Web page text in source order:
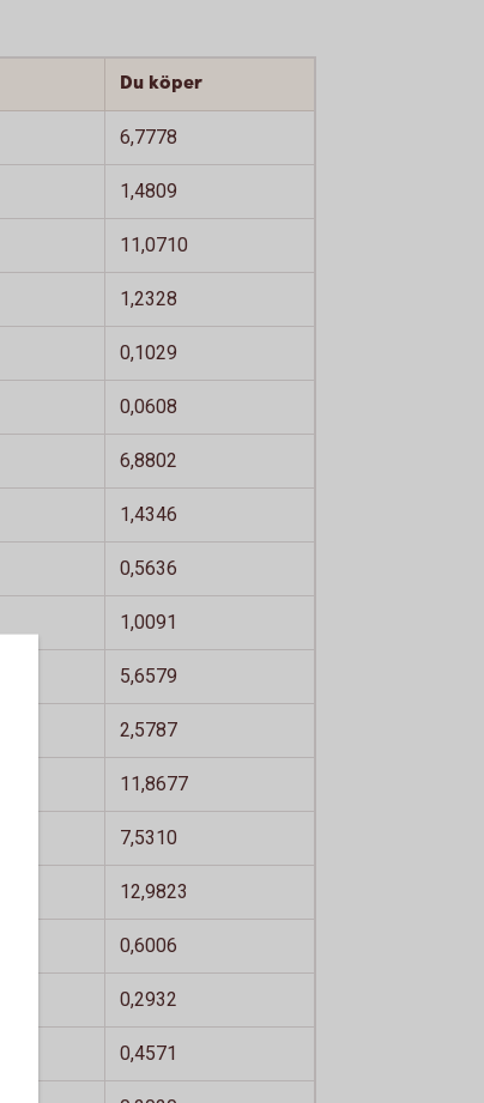
Du köper
6,7778
1,4809
11,0710
1,2328
0,1029
0,0608
6,8802
1,4346
0,5636
1,0091
5,6579
2,5787
11,8677
7,5310
12,9823
0,6006
0,2932
0,4571